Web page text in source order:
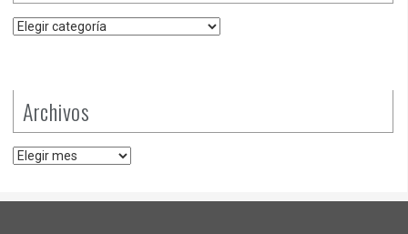
Categorías
Archivos
Archivos